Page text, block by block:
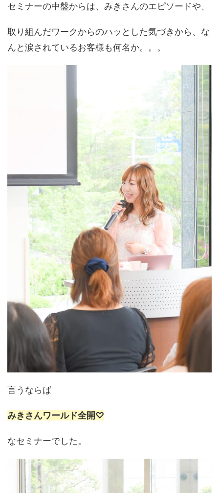
セミナーの中盤からは、みきさんのエピソードや、
取り組んだワークからのハッとした気づきから、な
んと涙されているお客様も何名か。。。
言うならば
みきさんワールド全開♡
なセミナーでした。